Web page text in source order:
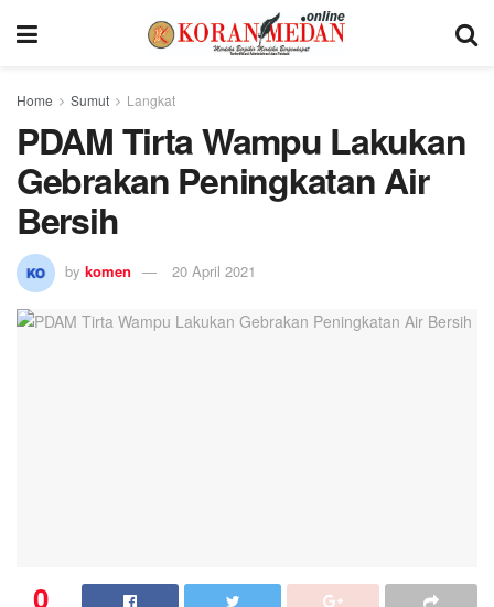
Home Sumut Langkat
PDAM Tirta Wampu Lakukan
Gebrakan Peningkatan Air
Bersih
by komen 20 April 2021
0